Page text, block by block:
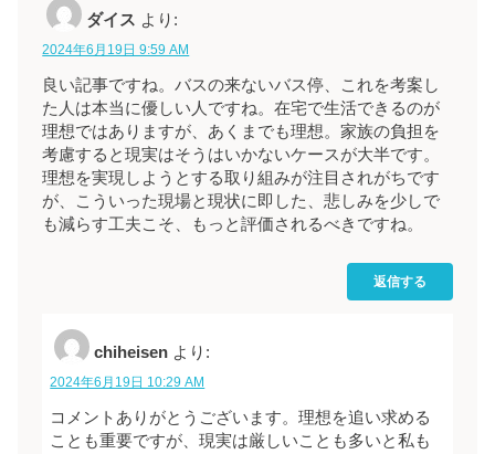
ダイス より:
2024年6月19日 9:59 AM
良い記事ですね。バスの来ないバス停、これを考案し
た人は本当に優しい人ですね。在宅で生活できるのが
理想ではありますが、あくまでも理想。家族の負担を
考慮すると現実はそうはいかないケースが大半です。
理想を実現しようとする取り組みが注目されがちです
が、こういった現場と現状に即した、悲しみを少しで
も減らす工夫こそ、もっと評価されるべきですね。
返信する
chiheisen より:
2024年6月19日 10:29 AM
コメントありがとうございます。理想を追い求める
ことも重要ですが、現実は厳しいことも多いと私も